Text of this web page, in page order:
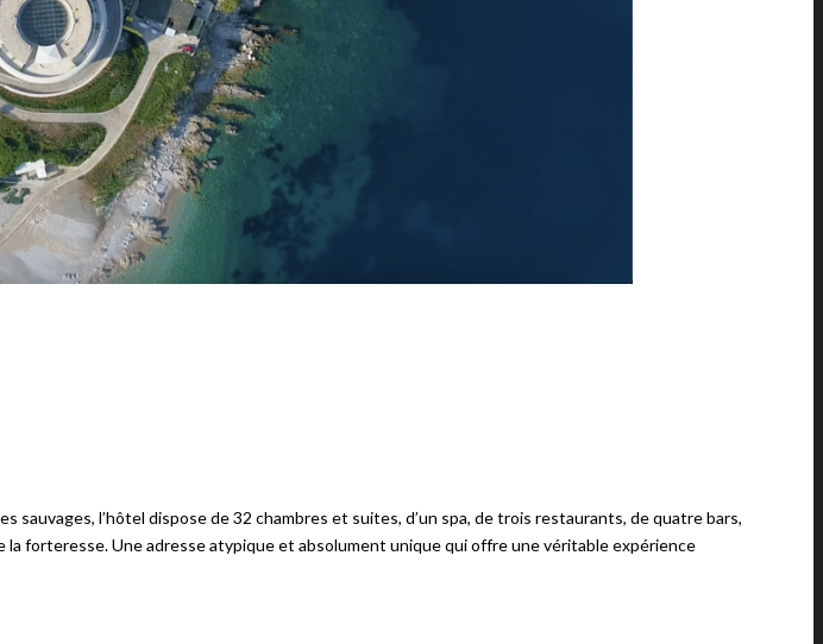
sauvages, l’hôtel dispose de 32 chambres et suites, d’un spa, de trois restaurants, de quatre bars,
forteresse. Une adresse atypique et absolument unique qui offre une véritable expérience